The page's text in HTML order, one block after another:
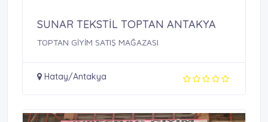
SUNAR TEKSTİL TOPTAN ANTAKYA
TOPTAN GİYİM SATIŞ MAĞAZASI
Hatay/Antakya